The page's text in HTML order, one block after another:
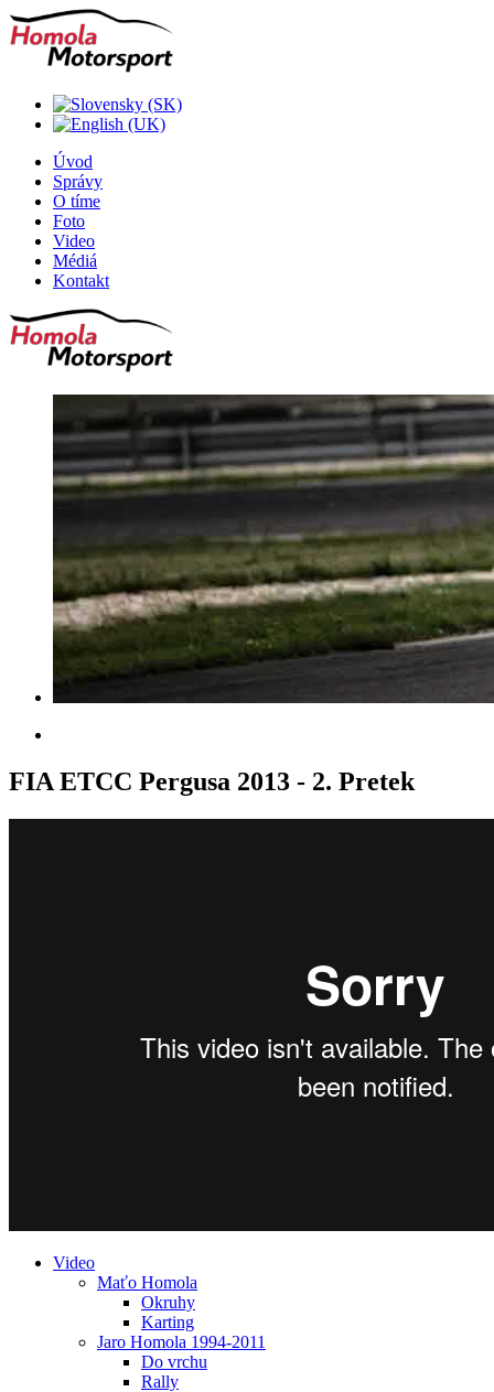
Úvod
Správy
O tíme
Foto
Video
Médiá
Kontakt
FIA ETCC Pergusa 2013 - 2. Pretek
Video
Maťo Homola
Okruhy
Karting
Jaro Homola 1994-2011
Do vrchu
Rally